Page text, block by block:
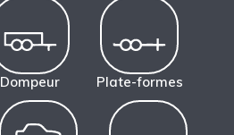
Dompeur Plate-formes